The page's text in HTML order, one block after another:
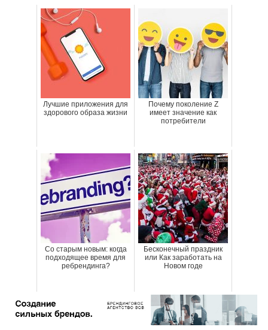
Лучшие приложения для
здорового образа жизни
Почему поколение Z
имеет значение как
потребители
Со старым новым: когда
подходящее время для
ребрендинга?
Бесконечный праздник
или Как заработать на
Новом годе